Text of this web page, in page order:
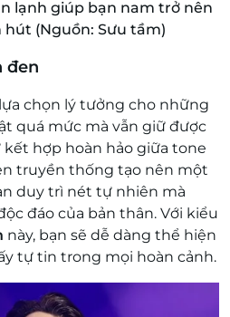
lạnh giúp bạn nam trở nên
hút (Nguồn: Sưu tầm)
đen
chọn lý tưởng cho những
quá mức mà vẫn giữ được
kết hợp hoàn hảo giữa tone
truyền thống tạo nên một
duy trì nét tự nhiên mà
đáo của bản thân. Với kiểu
này, bạn sẽ dễ dàng thể hiện
tự tin trong mọi hoàn cảnh.